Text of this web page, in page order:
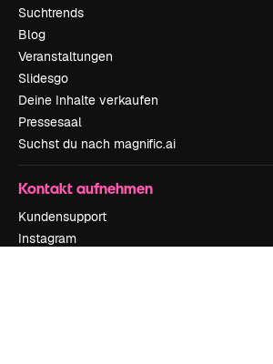
Suchtrends
Blog
Veranstaltungen
Slidesgo
Deine Inhalte verkaufen
Pressesaal
Suchst du nach magnific.ai
Kontakt aufnehmen
Kundensupport
Instagram